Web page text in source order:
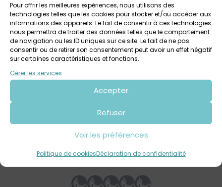
Pour offrir les meilleures expériences, nous utilisons des
technologies telles que les cookies pour stocker et/ou accéder aux
informations des appareils. Le fait de consentir à ces technologies
nous permettra de traiter des données telles que le comportement
de navigation ou les ID uniques sur ce site. Le fait de ne pas
consentir ou de retirer son consentement peut avoir un effet négatif
sur certaines caractéristiques et fonctions.
Gérer les services
Accepter
Refuser
Voir les préférences
Politique de cookiesDéclaration de confidentialité
3 août 2026 > 9 août 2026
Des visites flash au Domaine de Trévarez / Tout
Votre avis sur